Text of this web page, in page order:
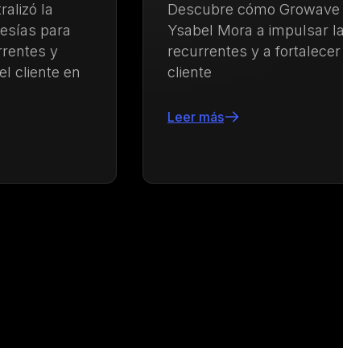
Descubre cómo Growave ayudó a
Ysabel Mora a impulsar las compras
recurrentes y a fortalecer la lealtad del
cliente